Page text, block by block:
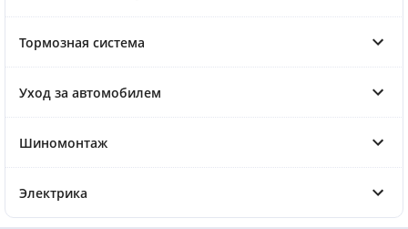
Тормозная система
Уход за автомобилем
Шиномонтаж
Электрика